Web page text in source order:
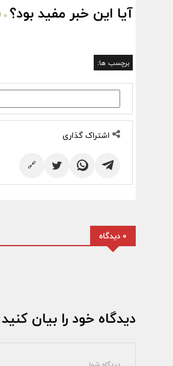
آیا این خبر مفید بود؟ 0
برچسب ها:
اشتراک گذاری
🔗
0 دیدگاه
دیدگاه خود را بیان کنید